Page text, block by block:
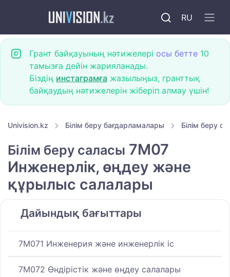
RU
Грант байқауының нәтижелері осы бетте 10
тамызға дейін жарияланады.
Біздің инстаграмға жазылыңыз, гранттық
байқаудың нәтижелерін жіберіп алмау үшін!
Univision.kz Білім беру бағдарламалары Білім беру
Білім беру саласы 7M07
Инженерлік, өңдеу және
құрылыс салалары
Дайындық бағыттары
7M071 Инженерия және инженерлік іс
7M072 Өндірістік және өңдеу салалары